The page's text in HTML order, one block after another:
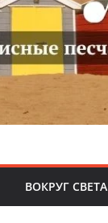
ВОКРУГ СВЕТА